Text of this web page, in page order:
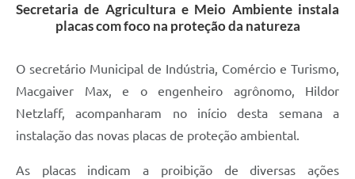
Secretaria de Agricultura e Meio Ambiente instala
placas com foco na proteção da natureza
O secretário Municipal de Indústria, Comércio e Turismo,
Macgaiver Max, e o engenheiro agrônomo, Hildor
Netzlaff, acompanharam no início desta semana a
instalação das novas placas de proteção ambiental.
As placas indicam a proibição de diversas ações